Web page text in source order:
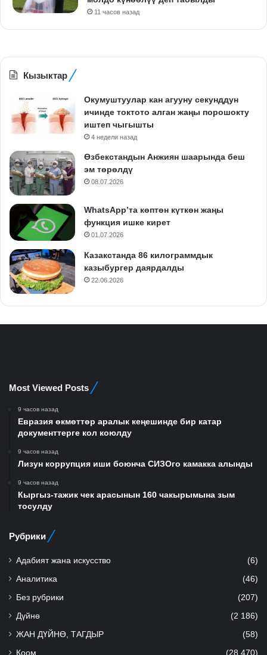
11 часов назад
Кызыктар
Окумуштуулар кан агууну секунддун
ичинде токтото алган жаңы порошокту
иштеп чыгышты
4 недели назад
Өзбекстандын Анжиян шаарында беш
эм төрөлдү
08.07.2026
WhatsApp’та көптөн күткөн жаңы
функция ишке кирет
01.07.2026
Казакстанда 86 килограммдык
казыбургер даярдалды
22.06.2026
Most Viewed Posts
9 часов назад
Евразия өкмөттөр аралык кеңешинде бир катар
документтерге кол коюлду
9 часов назад
Лизун коррупция иши боюнча СИЗОго камакка алынды
9 часов назад
Кыргыз-тажик чек арасынын 160 чакырымына зым
тосулду
Рубрики
Адабият жана искусство (6)
Аналитика (46)
Без рубрики (207)
Дүйнө (2 186)
ЖАН ДҮЙНӨ, ТАГДЫР (58)
Коом (28 470)